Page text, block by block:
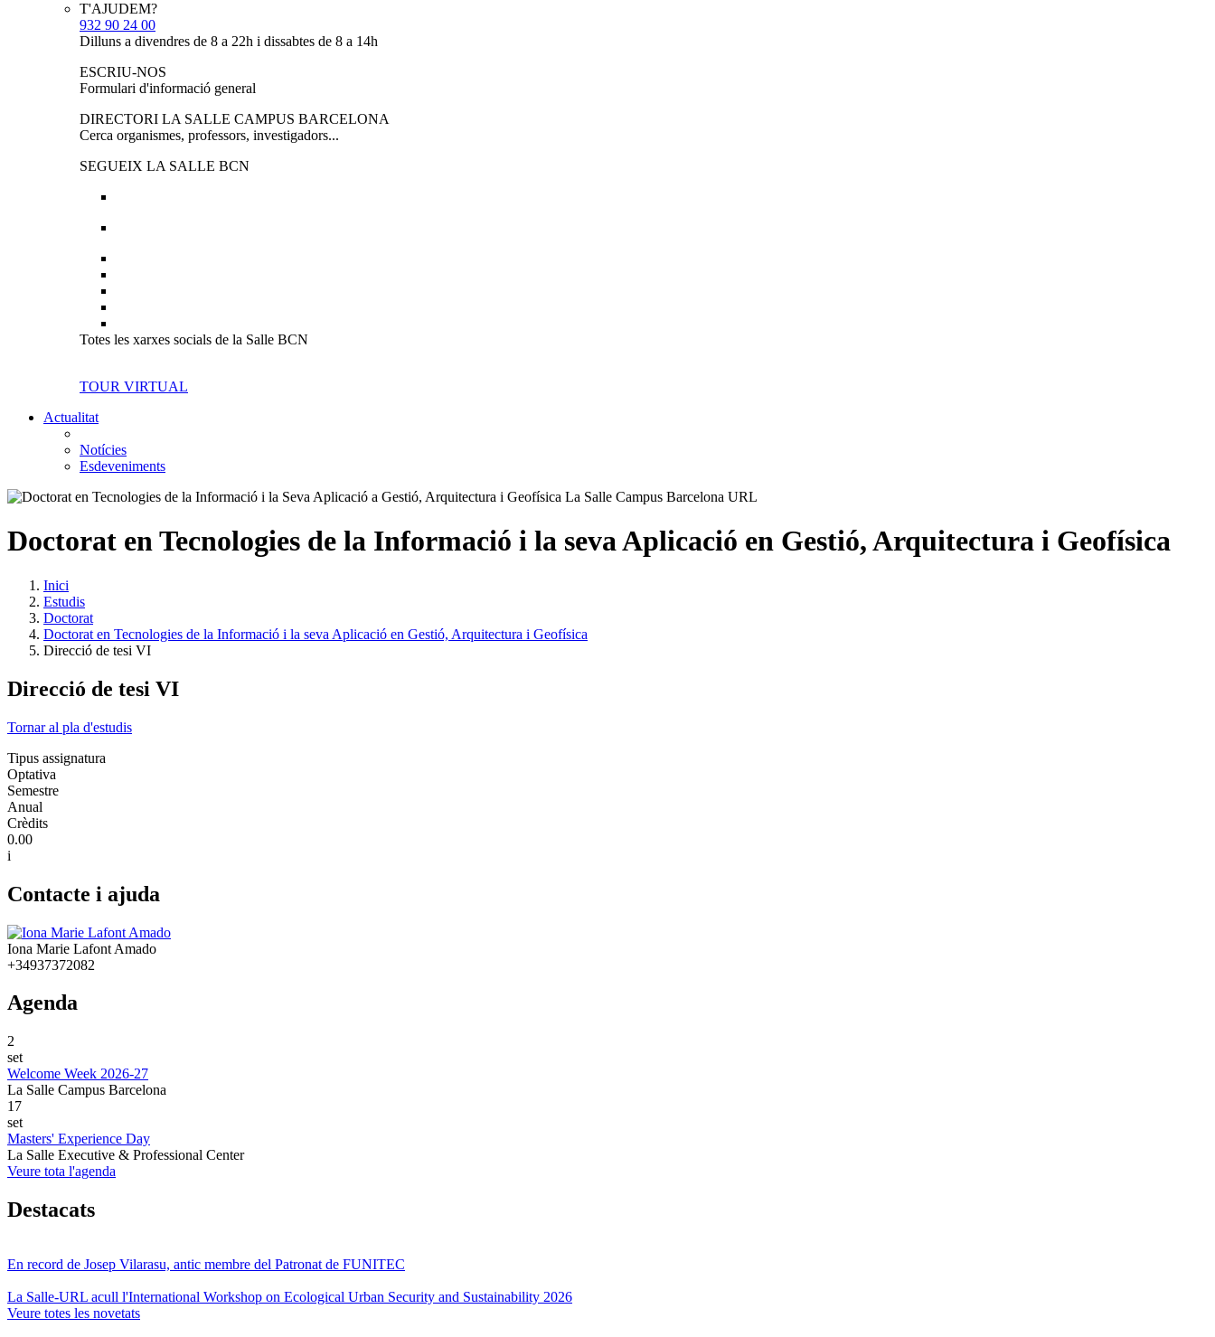
T'AJUDEM?
932 90 24 00
Dilluns a divendres de 8 a 22h i dissabtes de 8 a 14h
ESCRIU-NOS
Formulari d'informació general
DIRECTORI LA SALLE CAMPUS BARCELONA
Cerca organismes, professors, investigadors...
SEGUEIX LA SALLE BCN
Totes les xarxes socials de la Salle BCN
TOUR VIRTUAL
Actualitat
Notícies
Esdeveniments
Doctorat en Tecnologies de la Informació i la seva Aplicació en Gestió, Arquitectura i Geofísica
Inici
Estudis
Doctorat
Doctorat en Tecnologies de la Informació i la seva Aplicació en Gestió, Arquitectura i Geofísica
Direcció de tesi VI
Direcció de tesi VI
Tornar al pla d'estudis
Tipus assignatura
Optativa
Semestre
Anual
Crèdits
0.00
i
Contacte i ajuda
Iona Marie Lafont Amado
+34937372082
Agenda
2
set
Welcome Week 2026-27
La Salle Campus Barcelona
17
set
Masters' Experience Day
La Salle Executive & Professional Center
Veure tota l'agenda
Destacats
En record de Josep Vilarasu, antic membre del Patronat de FUNITEC
La Salle-URL acull l'International Workshop on Ecological Urban Security and Sustainability 2026
Veure totes les novetats